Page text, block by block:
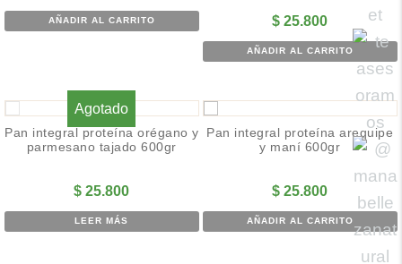
AÑADIR AL CARRITO $ 25.800
AÑADIR AL CARRITO
Agotado
Pan integral proteína orégano y
parmesano tajado 600gr
$ 25.800
LEER MÁS
Pan integral proteína arequipe
y maní 600gr
$ 25.800
AÑADIR AL CARRITO